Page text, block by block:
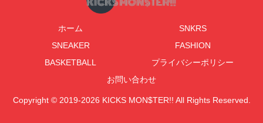
ホーム
SNKRS
SNEAKER
FASHION
BASKETBALL
プライバシーポリシー
お問い合わせ
Copyright © 2019-2026 KICKS MON$TER!! All Rights Reserved.